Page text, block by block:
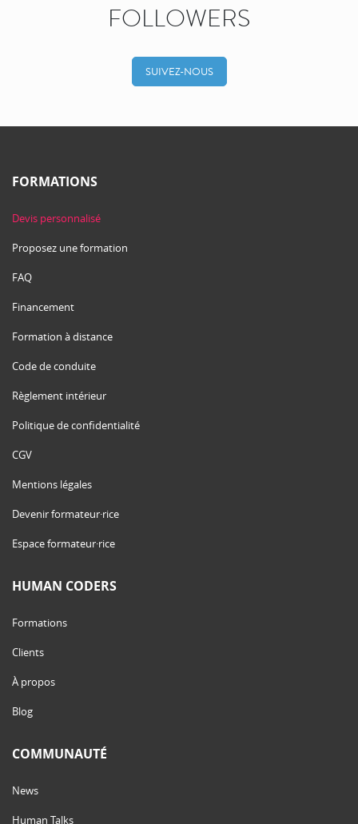
FOLLOWERS
SUIVEZ-NOUS
FORMATIONS
Devis personnalisé
Proposez une formation
FAQ
Financement
Formation à distance
Code de conduite
Règlement intérieur
Politique de confidentialité
CGV
Mentions légales
Devenir formateur·rice
Espace formateur·rice
HUMAN CODERS
Formations
Clients
À propos
Blog
COMMUNAUTÉ
News
Human Talks